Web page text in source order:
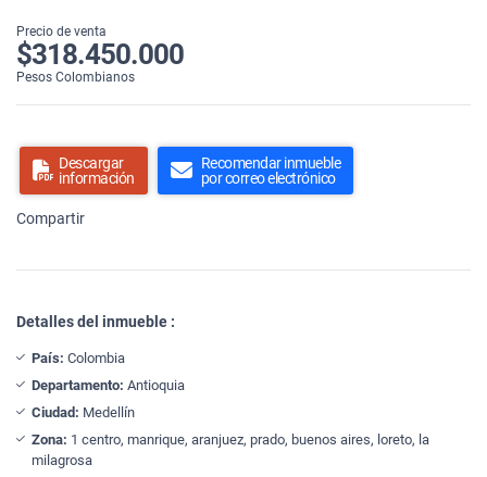
Precio de venta
$318.450.000
Pesos Colombianos
Descargar
información
Recomendar inmueble
por correo electrónico
Compartir
Detalles del inmueble :
País: Colombia
Departamento: Antioquia
Ciudad: Medellín
Zona: 1 centro, manrique, aranjuez, prado, buenos aires, loreto, la
milagrosa